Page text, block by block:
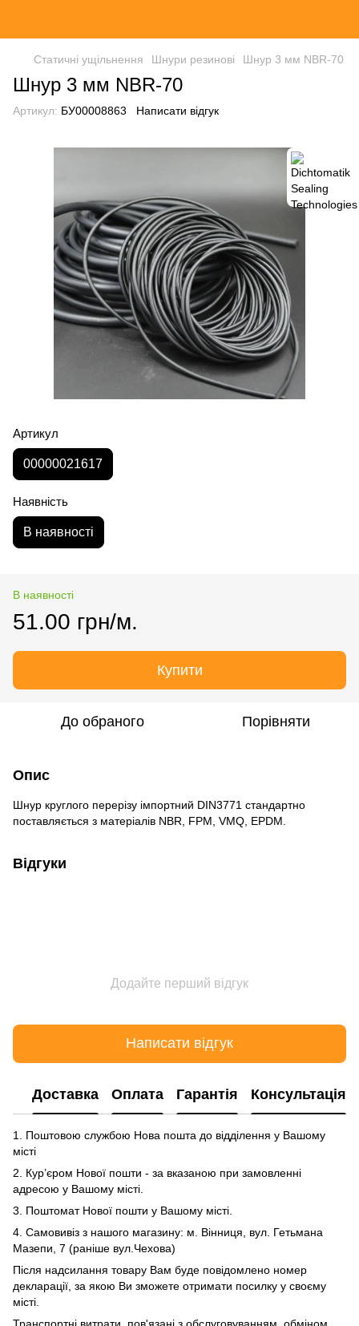
Статичні ущільнення Шнури резинові Шнур 3 мм NBR-70
Шнур 3 мм NBR-70
Артикул: БУ00008863 Написати відгук
Артикул
00000021617
Наявність
В наявності
В наявності
51.00 грн/м.
Купити
До обраного Порівняти
Опис
Шнур круглого перерізу імпортний DIN3771 стандартно
поставляється з матеріалів NBR, FPM, VMQ, EPDM.
Відгуки
Додайте перший відгук
Написати відгук
Доставка Оплата Гарантія Консультація
1. Поштовою службою Нова пошта до відділення у Вашому
місті
2. Кур’єром Нової пошти - за вказаною при замовленні
адресою у Вашому місті.
3. Поштомат Нової пошти у Вашому місті.
4. Самовивіз з нашого магазину: м. Вінниця, вул. Гетьмана
Мазепи, 7 (раніше вул.Чехова)
Після надсилання товару Вам буде повідомлено номер
декларації, за якою Ви зможете отримати посилку у своєму
місті.
Транспортні витрати, пов'язані з обслуговуванням, обміном,